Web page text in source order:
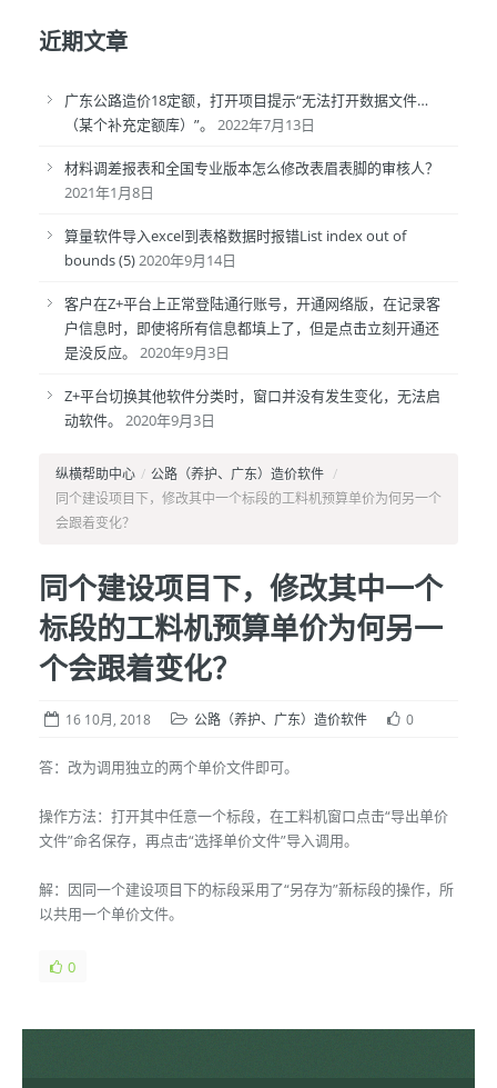
近期文章
广东公路造价18定额，打开项目提示“无法打开数据文件…
（某个补充定额库）”。
2022年7月13日
材料调差报表和全国专业版本怎么修改表眉表脚的审核人？
2021年1月8日
算量软件导入excel到表格数据时报错List index out of
bounds (5)2020年9月14日
客户在Z+平台上正常登陆通行账号，开通网络版，在记录客
户信息时，即使将所有信息都填上了，但是点击立刻开通还
是没反应。
2020年9月3日
Z+平台切换其他软件分类时，窗口并没有发生变化，无法启
动软件。
2020年9月3日
纵横帮助中心 / 公路（养护、广东）造价软件 /
同个建设项目下，修改其中一个标段的工料机预算单价为何另一个
会跟着变化？
同个建设项目下，修改其中一个
标段的工料机预算单价为何另一
个会跟着变化？
16 10月, 2018 公路（养护、广东）造价软件 0
答：改为调用独立的两个单价文件即可。
操作方法：打开其中任意一个标段，在工料机窗口点击“导出单价
文件”命名保存，再点击“选择单价文件”导入调用。
解：因同一个建设项目下的标段采用了“另存为”新标段的操作，所
以共用一个单价文件。
0